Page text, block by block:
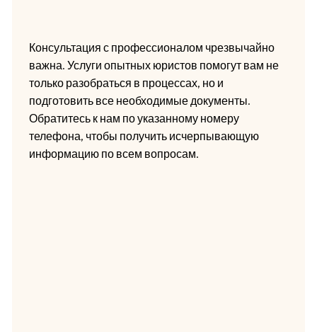
Консультация с профессионалом чрезвычайно
важна. Услуги опытных юристов помогут вам не
только разобраться в процессах, но и
подготовить все необходимые документы.
Обратитесь к нам по указанному номеру
телефона, чтобы получить исчерпывающую
информацию по всем вопросам.